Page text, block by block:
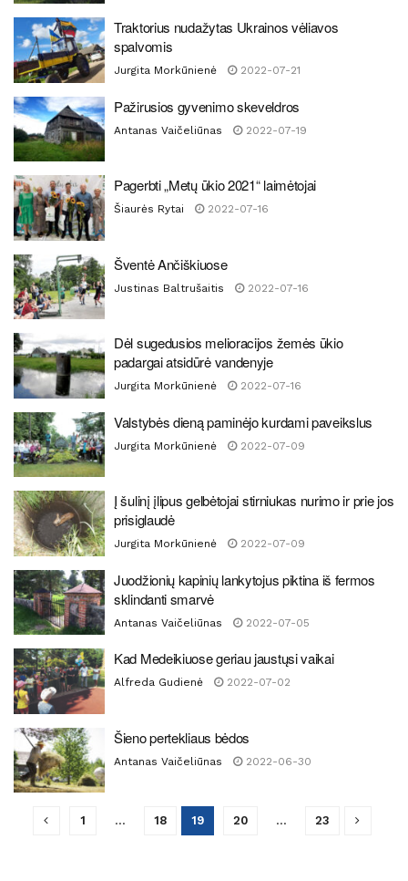
Traktorius nudažytas Ukrainos vėliavos
spalvomis
Jurgita Morkūnienė 2022-07-21
Pažirusios gyvenimo skeveldros
Antanas Vaičeliūnas 2022-07-19
Pagerbti „Metų ūkio 2021“ laimėtojai
Šiaurės Rytai 2022-07-16
Šventė Ančiškiuose
Justinas Baltrušaitis 2022-07-16
Dėl sugedusios melioracijos žemės ūkio
padargai atsidūrė vandenyje
Jurgita Morkūnienė 2022-07-16
Valstybės dieną paminėjo kurdami paveikslus
Jurgita Morkūnienė 2022-07-09
Į šulinį įlipus gelbėtojai stirniukas nurimo ir prie jos
prisiglaudė
Jurgita Morkūnienė 2022-07-09
Juodžionių kapinių lankytojus piktina iš fermos
sklindanti smarvė
Antanas Vaičeliūnas 2022-07-05
Kad Medeikiuose geriau jaustųsi vaikai
Alfreda Gudienė 2022-07-02
Šieno pertekliaus bėdos
Antanas Vaičeliūnas 2022-06-30
1 … 18 19 20 … 23